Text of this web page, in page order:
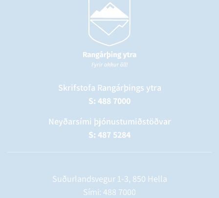
Skrifstofa Rangárþings ytra
S: 488 7000
Neyðarsími þjónustumiðstöðvar
S: 487 5284
Suðurlandsvegur 1-3, 850 Hella
Sími: 488 7000